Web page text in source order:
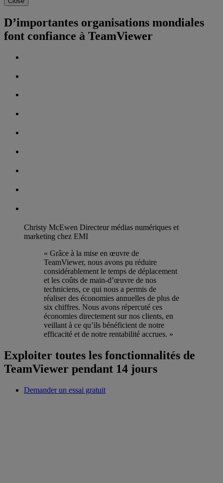
D’importantes organisations mondiales
font confiance à TeamViewer
Christy McEwen ‌Directeur médias numériques et
marketing chez EMI
« Grâce à la mise en œuvre de
TeamViewer, nous avons pu réduire
considérablement le temps de déplacement
et les coûts de main-d’œuvre de nos
techniciens, ce qui nous a permis de
réaliser des économies annuelles de plus de
six chiffres. Nous avons répercuté ces
économies directement sur nos clients, en
veillant à ce qu’ils bénéficient de notre
efficacité et de notre rentabilité accrues. »
Exploiter toutes les fonctionnalités de
TeamViewer pendant 14 jours
Demander un essai gratuit